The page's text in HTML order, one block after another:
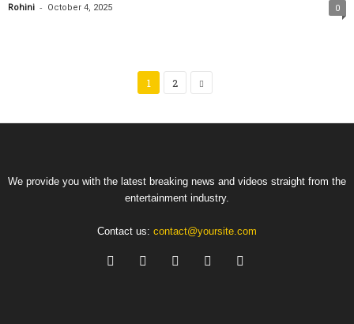
Rohini - October 4, 2025 0
1 2
We provide you with the latest breaking news and videos straight from the
entertainment industry.
Contact us: contact@yoursite.com